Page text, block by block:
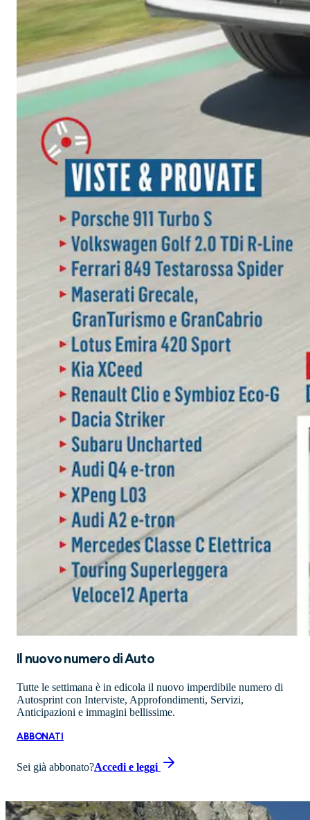
Il nuovo numero diAuto
Tutte le settimana è in edicola il nuovo imperdibile numero di
Autosprint con Interviste, Approfondimenti, Servizi,
Anticipazioni e immagini bellissime.
ABBONATI
Sei già abbonato?Accedi e leggi